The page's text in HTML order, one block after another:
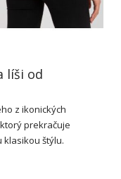
líši od
z ikonických
prekračuje
štýlu.
štýlu, ale …